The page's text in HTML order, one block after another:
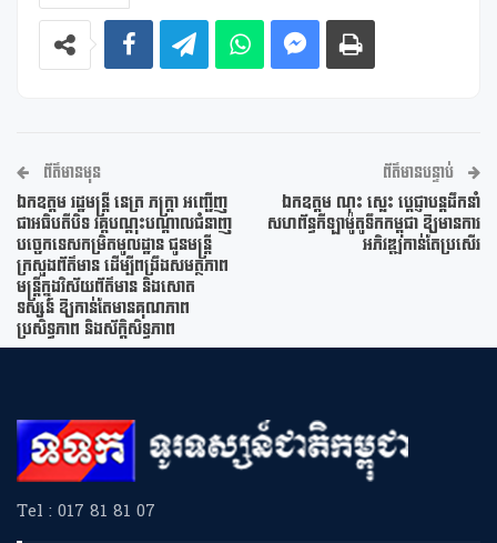
ព័ត៌មានមុន
ឯកឧត្តម រដ្ឋមន្ត្រី នេត្រ ភក្ត្រា អញ្ជើញ
ជាអធិបតីបិទ វគ្គបណ្តុះបណ្តាលជំនាញ
បច្ចេកទេសកម្រិតមូលដ្ឋាន ជូនមន្ត្រី
ក្រសួងព័ត៌មាន ដើម្បីពង្រឹងសមត្ថភាព
មន្ត្រីក្នុងវិស័យព័ត៌មាន និងសោត
ទស្សន៍ ឱ្យកាន់តែមានគុណភាព
ប្រសិទ្ធភាព និងស័ក្តិសិទ្ធភាព
ព័ត៌មានបន្ទាប់
ឯកឧត្តម ណុះ ស្លេះ ប្តេជ្ញាបន្តដឹកនាំ
សហព័ន្ធកីឡាម៉ូតូទឹកកម្ពុជា ឱ្យមានការ
អភិវឌ្ឍកាន់តែប្រសើរ
Tel : 017 81 81 07